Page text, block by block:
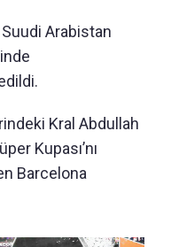
Arabistan
Kral Abdullah
Kupası’nı
Barcelona